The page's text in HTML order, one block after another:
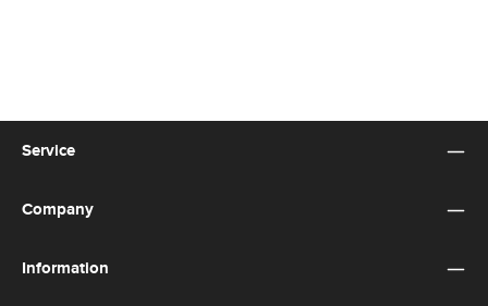
Service
Company
Information